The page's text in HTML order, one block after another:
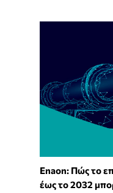
Enaon: Πώς το
έως το 2032